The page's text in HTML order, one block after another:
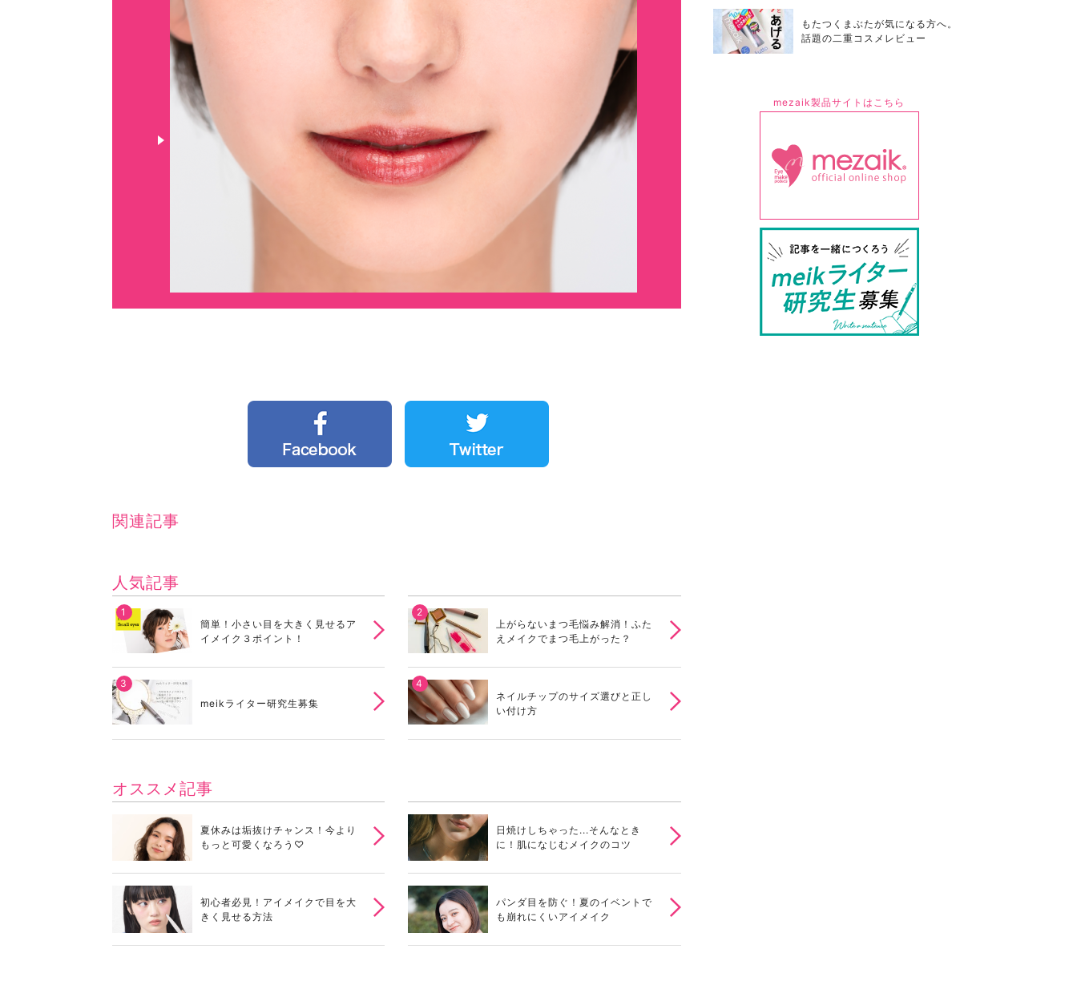
関連記事
人気記事
簡単！小さい目を大きく見せるア
イメイク３ポイント！
上がらないまつ毛悩み解消！ふた
えメイクでまつ毛上がった？
meikライター研究生募集
ネイルチップのサイズ選びと正し
い付け方
オススメ記事
夏休みは垢抜けチャンス！今より
もっと可愛くなろう♡
日焼けしちゃった...そんなとき
に！肌になじむメイクのコツ
初心者必見！アイメイクで目を大
きく見せる方法
パンダ目を防ぐ！夏のイベントで
も崩れにくいアイメイク
もたつくまぶたが気になる方へ。
話題の二重コスメレビュー
mezaik製品サイトはこちら